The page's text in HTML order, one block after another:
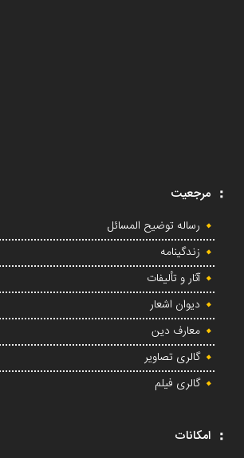
مرجعیت
رساله توضیح المسائل
زندگینامه
آثار و تألیفات
دیوان اشعار
معارف دین
گالری تصاویر
گالری فیلم
امکانات